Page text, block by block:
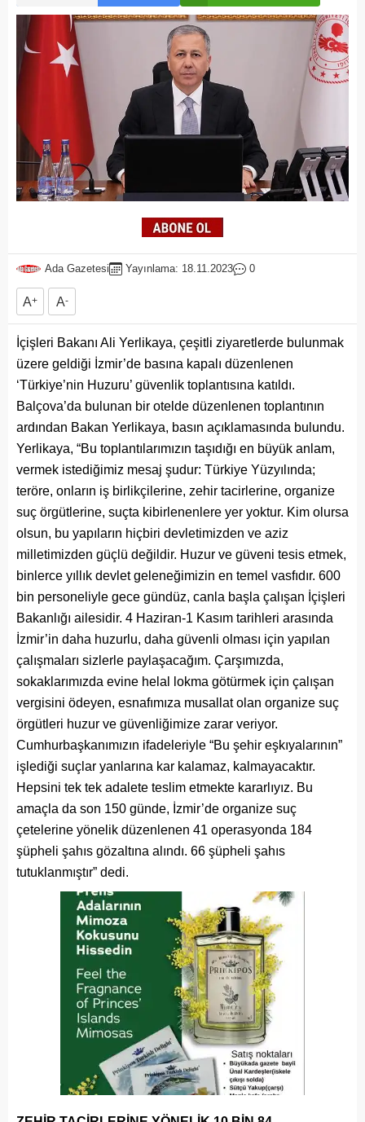
Ada Gazetesi Yayınlama: 18.11.2023 0
A+ A-
İçişleri Bakanı Ali Yerlikaya, çeşitli ziyaretlerde bulunmak
üzere geldiği İzmir’de basına kapalı düzenlenen
‘Türkiye’nin Huzuru’ güvenlik toplantısına katıldı.
Balçova’da bulunan bir otelde düzenlenen toplantının
ardından Bakan Yerlikaya, basın açıklamasında bulundu.
Yerlikaya, “Bu toplantılarımızın taşıdığı en büyük anlam,
vermek istediğimiz mesaj şudur: Türkiye Yüzyılında;
teröre, onların iş birlikçilerine, zehir tacirlerine, organize
suç örgütlerine, suçta kibirlenenlere yer yoktur. Kim olursa
olsun, bu yapıların hiçbiri devletimizden ve aziz
milletimizden güçlü değildir. Huzur ve güveni tesis etmek,
binlerce yıllık devlet geleneğimizin en temel vasfıdır. 600
bin personeliyle gece gündüz, canla başla çalışan İçişleri
Bakanlığı ailesidir. 4 Haziran-1 Kasım tarihleri arasında
İzmir’in daha huzurlu, daha güvenli olması için yapılan
çalışmaları sizlerle paylaşacağım. Çarşımızda,
sokaklarımızda evine helal lokma götürmek için çalışan
vergisini ödeyen, esnafımıza musallat olan organize suç
örgütleri huzur ve güvenliğimize zarar veriyor.
Cumhurbaşkanımızın ifadeleriyle “Bu şehir eşkıyalarının”
işlediği suçlar yanlarına kar kalamaz, kalmayacaktır.
Hepsini tek tek adalete teslim etmekte kararlıyız. Bu
amaçla da son 150 günde, İzmir’de organize suç
çetelerine yönelik düzenlenen 41 operasyonda 184
şüpheli şahıs gözaltına alındı. 66 şüpheli şahıs
tutuklanmıştır” dedi.